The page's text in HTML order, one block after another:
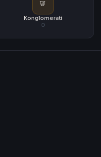
Konglomerati
0